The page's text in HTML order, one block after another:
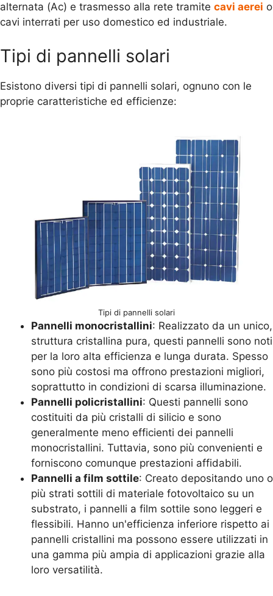
alternata (Ac) e trasmesso alla rete tramite cavi aerei o
cavi interrati per uso domestico ed industriale.
Tipi di pannelli solari
Esistono diversi tipi di pannelli solari, ognuno con le
proprie caratteristiche ed efficienze:
Tipi di pannelli solari
Pannelli monocristallini: Realizzato da un unico,
struttura cristallina pura, questi pannelli sono noti
per la loro alta efficienza e lunga durata. Spesso
sono più costosi ma offrono prestazioni migliori,
soprattutto in condizioni di scarsa illuminazione.
Pannelli policristallini: Questi pannelli sono
costituiti da più cristalli di silicio e sono
generalmente meno efficienti dei pannelli
monocristallini. Tuttavia, sono più convenienti e
forniscono comunque prestazioni affidabili.
Pannelli a film sottile: Creato depositando uno o
più strati sottili di materiale fotovoltaico su un
substrato, i pannelli a film sottile sono leggeri e
flessibili. Hanno un'efficienza inferiore rispetto ai
pannelli cristallini ma possono essere utilizzati in
una gamma più ampia di applicazioni grazie alla
loro versatilità.